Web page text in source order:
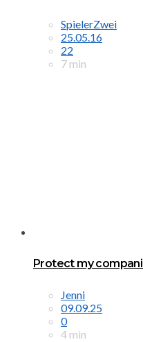
SpielerZwei
25.05.16
22
7 min
Protect my
Jenni
09.09.25
0
4 min